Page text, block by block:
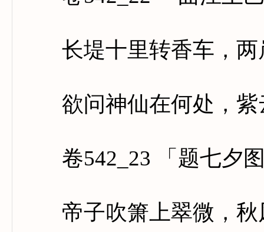
长堤十里转香车，两
欲问神仙在何处，紫
卷542_23 「题七夕
帝子吹箫上翠微，秋